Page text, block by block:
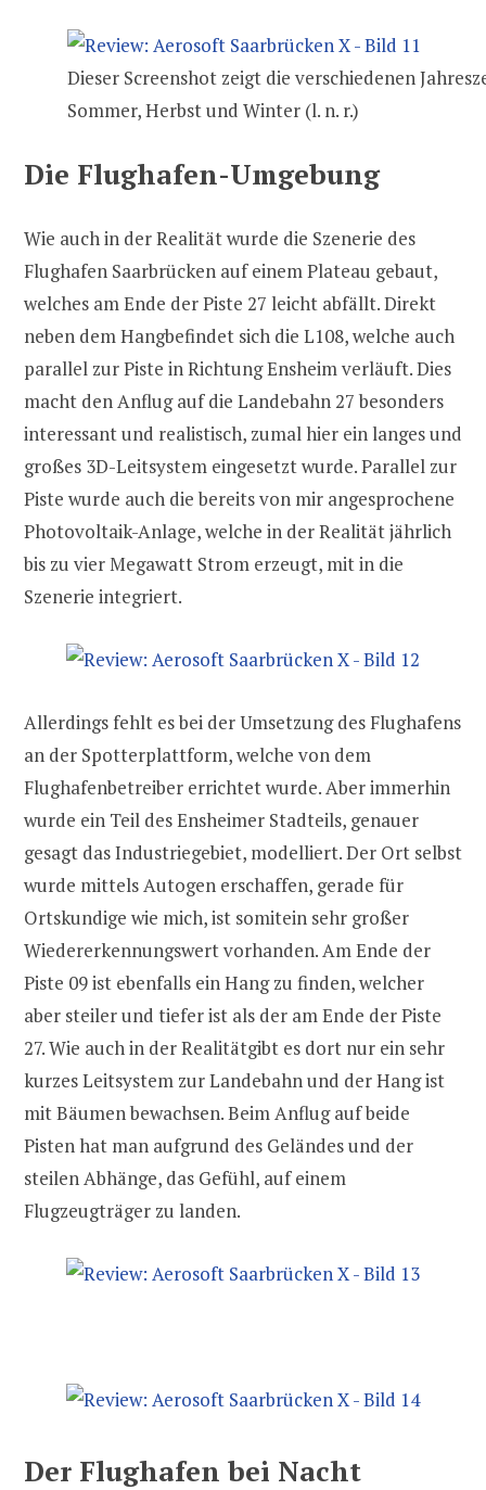
Dieser Screenshot zeigt die verschiedenen
Sommer, Herbst und Winter (l. n. r.)
Die Flughafen-Umgebung
Wie auch in der Realität wurde die Szenerie des
Flughafen Saarbrücken auf einem Plateau gebaut,
welches am Ende der Piste 27 leicht abfällt. Direkt
neben dem Hangbefindet sich die L108, welche auch
parallel zur Piste in Richtung Ensheim verläuft. Dies
macht den Anflug auf die Landebahn 27 besonders
interessant und realistisch, zumal hier ein langes und
großes 3D-Leitsystem eingesetzt wurde. Parallel zur
Piste wurde auch die bereits von mir angesprochene
Photovoltaik-Anlage, welche in der Realität jährlich
bis zu vier Megawatt Strom erzeugt, mit in die
Szenerie integriert.
Allerdings fehlt es bei der Umsetzung des Flughafens
an der Spotterplattform, welche von dem
Flughafenbetreiber errichtet wurde. Aber immerhin
wurde ein Teil des Ensheimer Stadteils, genauer
gesagt das Industriegebiet, modelliert. Der Ort selbst
wurde mittels Autogen erschaffen, gerade für
Ortskundige wie mich, ist somitein sehr großer
Wiedererkennungswert vorhanden. Am Ende der
Piste 09 ist ebenfalls ein Hang zu finden, welcher
aber steiler und tiefer ist als der am Ende der Piste
27. Wie auch in der Realitätgibt es dort nur ein sehr
kurzes Leitsystem zur Landebahn und der Hang ist
mit Bäumen bewachsen. Beim Anflug auf beide
Pisten hat man aufgrund des Geländes und der
steilen Abhänge, das Gefühl, auf einem
Flugzeugträger zu landen.
Der Flughafen bei Nacht